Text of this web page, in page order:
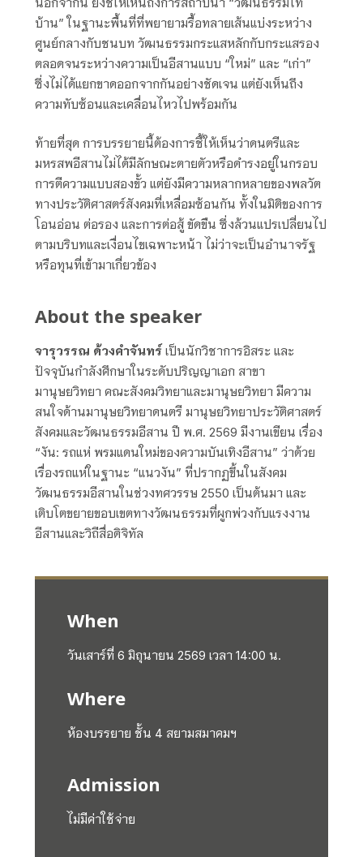
บ้าน” ในฐานะพื้นที่ที่พยายามรื้อทลายเส้นแบ่งระหว่าง
ศูนย์กลางกับชนบท วัฒนธรรมกระแสหลักกับกระแสรอง
ตลอดจนระหว่างความเป็นอีสานแบบ “ใหม่” และ “เก่า”
ซึ่งไม่ได้แยกขาดออกจากกันอย่างชัดเจน แต่ยังเห็นถึง
ความทับซ้อนและเคลื่อนไหวไปพร้อมกัน
ท้ายที่สุด การบรรยายนี้ต้องการชี้ให้เห็นว่าดนตรีและ
มหรสพอีสานไม่ได้มีลักษณะตายตัวหรือดำรงอยู่ในกรอบ
การตีความแบบสองขั้ว แต่ยังมีความหลากหลายของพลวัต
ทางประวัติศาสตร์สังคมที่เหลื่อมซ้อนกัน ทั้งในมิติของการ
โอนอ่อน ต่อรอง และการต่อสู้ ขัดขืน ซึ่งล้วนแปรเปลี่ยนไป
ตามบริบทและเงื่อนไขเฉพาะหน้า ไม่ว่าจะเป็นอำนาจรัฐ
หรือทุนที่เข้ามาเกี่ยวข้อง
About the speaker
จารุวรรณ ด้วงคำจันทร์ เป็นนักวิชาการอิสระ และ
ปัจจุบันกำลังศึกษาในระดับปริญญาเอก สาขา
มานุษยวิทยา คณะสังคมวิทยาและมานุษยวิทยา มีความ
สนใจด้านมานุษยวิทยาดนตรี มานุษยวิทยาประวัติศาสตร์
สังคมและวัฒนธรรมอีสาน ปี พ.ศ. 2569 มีงานเขียน เรื่อง
“งัน: รถแห่ พรมแดนใหม่ของความบันเทิงอีสาน” ว่าด้วย
เรื่องรถแห่ในฐานะ “แนวงัน” ที่ปรากฏขึ้นในสังคม
วัฒนธรรมอีสานในช่วงทศวรรษ 2550 เป็นต้นมา และ
เติบโตขยายขอบเขตทางวัฒนธรรมที่ผูกพ่วงกับแรงงาน
อีสานและวิถีสื่อดิจิทัล
When
วันเสาร์ที่ 6 มิถุนายน 2569 เวลา 14:00 น.
Where
ห้องบรรยาย ชั้น 4 สยามสมาคมฯ
Admission
ไม่มีค่าใช้จ่าย